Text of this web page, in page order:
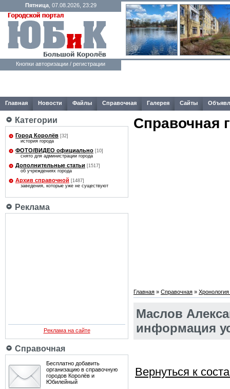
Пятница, 07.08.2026, 23:29
Кнопки авторизации / регистрации
Главная Новости Файлы Справочная Галерея Сайты
Категории
Город Королёв [32]
история города
ФОТО/ВИДЕО официально [10]
снято для администрации города
Дополнительные статьи [1517]
об учреждениях города
Архив справочной [1487]
заведения, которые уже не существуют
Реклама
Реклама на сайте
Справочная
Бесплатно добавить
организацию в справочную
городов Королёв и
Юбилейный
Справочная
Главная » Справочная »
Маслов
информация
Вернуться к